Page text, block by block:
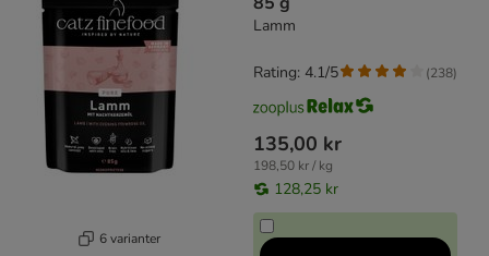
6 varianter
Lamm
135,00 kr
198,50 kr / kg
128,25 kr
Rating: 4.1/5 (238)